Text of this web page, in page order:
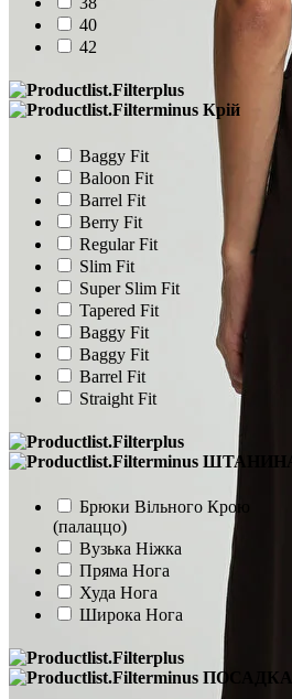
40
42
Крій
Baggy Fit
Baloon Fit
Barrel Fit
Berry Fit
Regular Fit
Slim Fit
Super Slim Fit
Tapered Fit
Baggy Fit
Baggy Fit
Barrel Fit
Straight Fit
ШТАНИНА
Брюки Вільного Крою
(палаццо)
Вузька Ніжка
Пряма Нога
Худа Нога
Широка Нога
ПОСАДКА